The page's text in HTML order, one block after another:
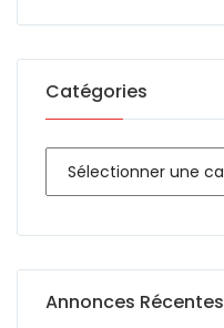
Catégories
Annonces Récentes